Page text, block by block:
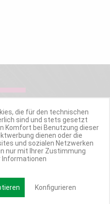
TO DATE!
die für den technischen
sind und stets gesetzt
Komfort bei Benutzung dieser
dienen oder die
und sozialen Netzwerken
nur mit Ihrer Zustimmung
Informationen
Konfigurieren